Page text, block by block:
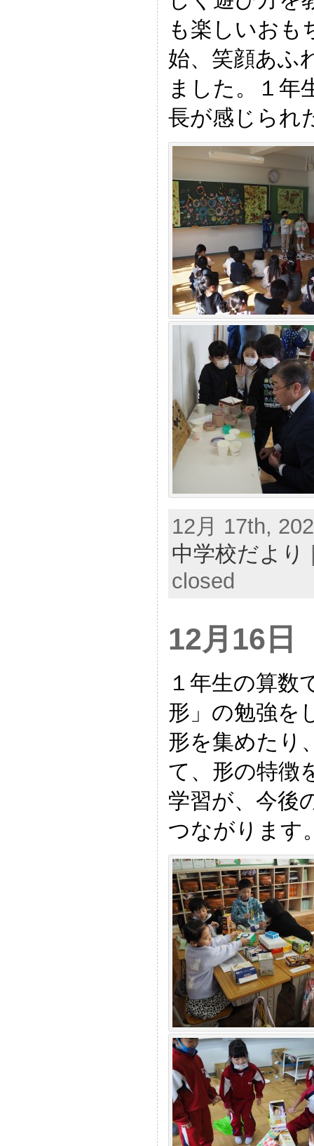
も楽しいおも
始、笑顔あふ
ました。１年
長が感じられ
12月 17th,
中学校だより
closed
12月16日
１年生の算数
形」の勉強を
形を集めたり
て、形の特徴
学習が、今後
つながります